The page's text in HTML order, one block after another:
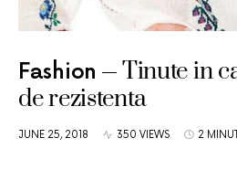
Fashion
Tinute in
de rezistenta
JUNE 25, 2018 350 VIEWS 2